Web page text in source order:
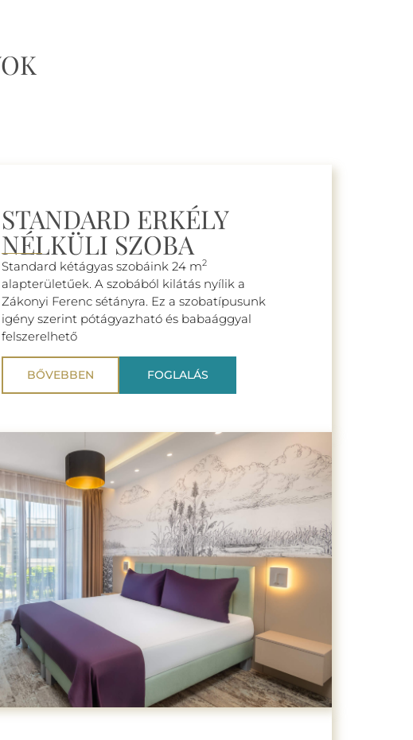
STANDARD ERKÉLY
NÉLKÜLI SZOBA
Standard kétágyas szobáink 24 m2
alapterületűek. A szobából kilátás nyílik a
Zákonyi Ferenc sétányra. Ez a szobatípusunk
igény szerint pótágyazható és babaággyal
felszerelhető
BŐVEBBEN FOGLALÁS